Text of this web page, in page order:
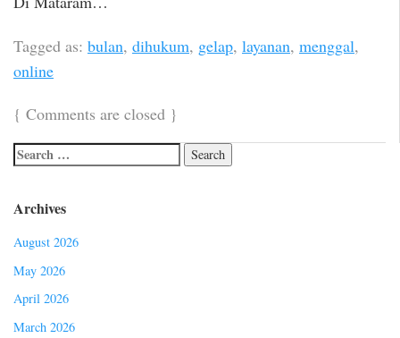
Tagged as: bulan, dihukum, gelap, layanan, menggal,
online
{ Comments are closed }
Archives
August 2026
May 2026
April 2026
March 2026